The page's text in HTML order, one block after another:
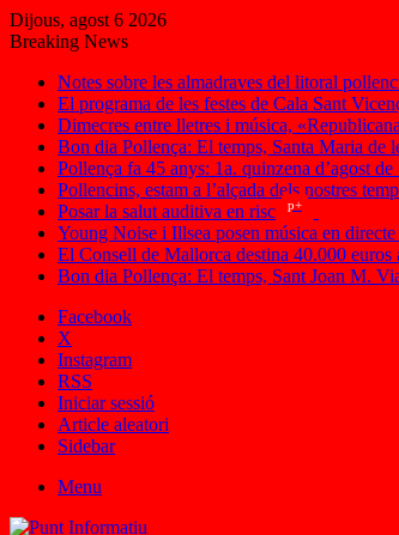
Dijous, agost 6 2026
Breaking News
Notes sobre les almadraves del litoral
El programa de les festes de Cala Sant
Dimecres entre lletres i música,
Bon dia Pollença: El temps, Santa Maria de
Pollença fa 45 anys: 1a. quinzena d’agost de
Pollencins, estam a l’alçada dels nostres
Posar la salut auditiva en risc
p+
Young Noise i Illsea posen música en
El Consell de Mallorca destina 40.000
Bon dia Pollença: El temps, Sant Joan M.
Facebook
X
Instagram
RSS
Iniciar sessió
Article aleatori
Sidebar
Menu